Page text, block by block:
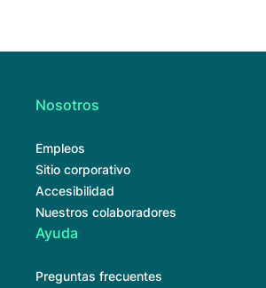
Nosotros
Empleos
Sitio corporativo
Accesibilidad
Nuestros colaboradores
Ayuda
Preguntas frecuentes